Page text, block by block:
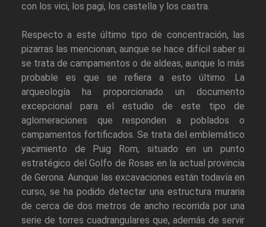
con los vici, los pagi, los castella y los castra.
Respecto a este último tipo de concentración, las
pizarras las mencionan, aunque se hace difícil saber si
se trata de campamentos o de aldeas, aunque lo más
probable es que se refiera a esto último. La
arqueología ha proporcionado un documento
excepcional para el estudio de este tipo de
aglomeraciones que responden a poblados o
campamentos fortificados. Se trata del emblemático
yacimiento de Puig Rom, situado en un punto
estratégico del Golfo de Rosas en la actual provincia
de Gerona. Aunque las excavaciones están todavía en
curso, se ha podido detectar una estructura muraria
de cerca de dos metros de ancho recorrida por una
serie de torres cuadrangulares que, además de servir